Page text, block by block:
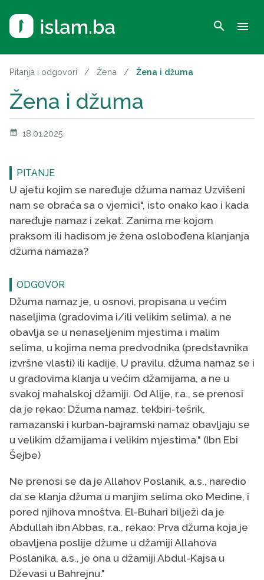
search menu
Pitanja i odgovori / Žena / Žena i džuma
Žena i džuma
calendar_month 18.01.2025.
PITANJE
U ajetu kojim se naređuje džuma namaz Uzvišeni
nam se obraća sa o vjernici", isto onako kao i kada
naređuje namaz i zekat. Zanima me kojom
praksom ili hadisom je žena oslobođena klanjanja
džuma namaza?
ODGOVOR
Džuma namaz je, u osnovi, propisana u većim
naseljima (gradovima i/ili velikim selima), a ne
obavlja se u nenaseljenim mjestima i malim
selima, u kojima nema predvodnika (predstavnika
izvršne vlasti) ili kadije. U pravilu, džuma namaz se i
u gradovima klanja u većim džamijama, a ne u
svakoj mahalskoj džamiji. Od Alije, r.a., se prenosi
da je rekao: Džuma namaz, tekbiri-tešrik,
ramazanski i kurban-bajramski namaz obavljaju se
u velikim džamijama i velikim mjestima." (Ibn Ebi
Šejbe)
Ne prenosi se da je Allahov Poslanik, a.s., naredio
da se klanja džuma u manjim selima oko Medine, i
pored njihova mnoštva. El-Buhari bilježi da je
Abdullah ibn Abbas, r.a., rekao: Prva džuma koja je
obavljena poslije džume u džamiji Allahova
Poslanika, a.s., je ona u džamiji Abdul-Kajsa u
Dževasi u Bahrejnu."